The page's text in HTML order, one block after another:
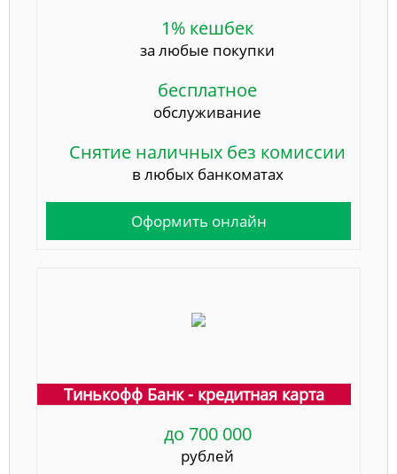
1% кешбек
за любые покупки
бесплатное
обслуживание
Снятие наличных без комиссии
в любых банкоматах
Оформить онлайн
Тинькофф Банк - кредитная карта
до 700 000
рублей